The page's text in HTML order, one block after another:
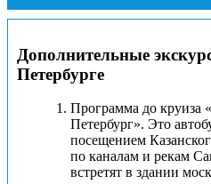
Дополнительные
Петербурге
Программа до круиза
Петербург». Это
посещением
по каналам и рекам
встретят в здании